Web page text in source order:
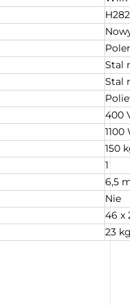
Stal
Stal
400
1100
150
1
6,5
Nie
46 x
23